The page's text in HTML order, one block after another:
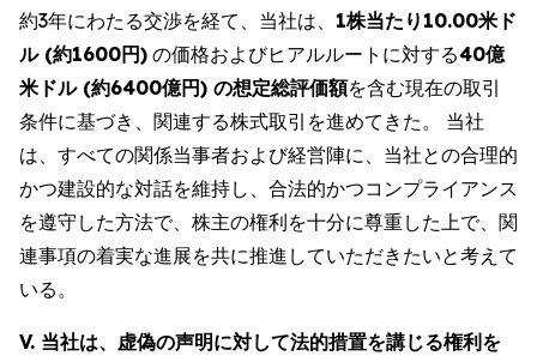
約3年にわたる交渉を経て、当社は、 1株当たり10.00米ド
ル (約1600円) の価格およびヒアルルートに対する40億
米ドル (約6400億円) の想定総評価額を含む現在の取引
条件に基づき、関連する株式取引を進めてきた。 当社
は、すべての関係当事者および経営陣に、当社との合理的
かつ建設的な対話を維持し、合法的かつコンプライアンス
を遵守した方法で、株主の権利を十分に尊重した上で、関
連事項の着実な進展を共に推進していただきたいと考えて
いる。
V. 当社は、虚偽の声明に対して法的措置を講じる権利を